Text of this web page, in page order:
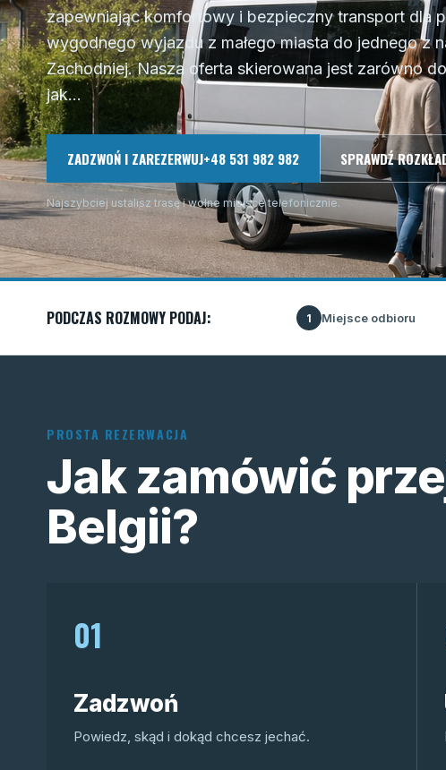
zapewniając komfortowy i bezpieczny transport dla
wygodnego wyjazdu z małego miasta do jednego z
Zachodniej. Nasza oferta skierowana jest zarówno
jak...
ZADZWOŃ I ZAREZERWUJ+48 531 982 982 SPRAWDŹ
Najszybciej ustalisz trasę i wolne miejsce telefonicznie.
PODCZAS ROZMOWY PODAJ: 1 Miejsce odbioru
PROSTA REZERWACJA
Jak zamówić
Belgii?
01
Zadzwoń
Powiedz, skąd i dokąd chcesz jechać.